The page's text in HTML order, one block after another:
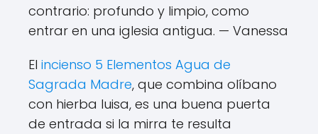
contrario: profundo y limpio, como
entrar en una iglesia antigua. — Vanessa
El incienso 5 Elementos Agua de
Sagrada Madre, que combina olíbano
con hierba luisa, es una buena puerta
de entrada si la mirra te resulta